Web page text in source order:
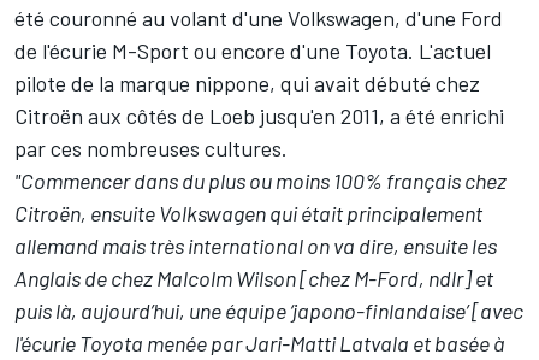
été couronné au volant d'une Volkswagen, d'une Ford
de l'écurie M-Sport ou encore d'une Toyota. L'actuel
pilote de la marque nippone, qui avait débuté chez
Citroën aux côtés de Loeb jusqu'en 2011, a été enrichi
par ces nombreuses cultures.
"Commencer dans du plus ou moins 100% français chez
Citroën, ensuite Volkswagen qui était principalement
allemand mais très international on va dire, ensuite les
Anglais de chez Malcolm Wilson [chez M-Ford, ndlr] et
puis là, aujourd’hui, une équipe ‘japono-finlandaise’ [avec
l'écurie Toyota menée parJari-Matti Latvala et basée à